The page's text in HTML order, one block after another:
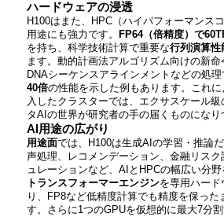
ハードウェアの浸透
H100はまた、HPC（ハイパフォーマンス
用途にも強力です。
FP64（倍精度）で
を持ち、科学技術計算で重要な行列演算性
ます。動的計画法アルゴリズム向けの新命
DNAシーケンスアラインメントなどの処
40倍の性能を示した例もあります。これ
入したクラスターでは、エクサスケール
タAIの世界が研究者の手の届くものになり
AI用途の広がり
用途面では、H100は生成AIの学習・推論
声処理、レコメンデーション、金融リスク
ュレーションなど、AIとHPCの幅広い分
トランスフォーマーエンジンを専用ハード
り、FP8など低精度計算でも精度を保った
す​​。さらに1つのGPUを仮想的に最大7分